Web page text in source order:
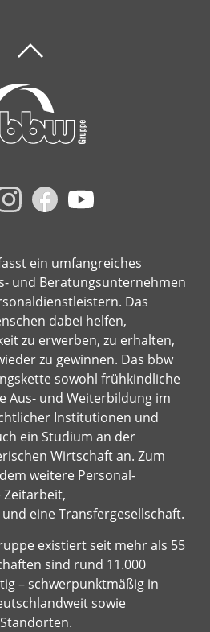
ein umfangreiches
und Beratungsunternehmen
Das
dabei helfen,
zu erwerben, zu erhalten,
zu gewinnen. Das bbw
sowohl frühkindliche
Aus- und Weiterbildung im
Institutionen und
ein Studium an der
Wirtschaft an. Zum
weitere Personal-
Zeitarbeit,
eine Transfergesellschaft.
existiert seit mehr als 55
sind rund 11.000
– schwerpunktmäßig in
sowie